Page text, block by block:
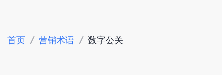
首页 / 营销术语 / 数字公关